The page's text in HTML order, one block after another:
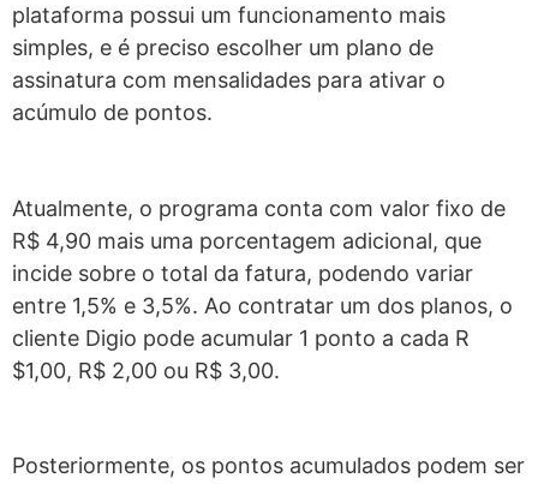
plataforma possui um funcionamento mais
simples, e é preciso escolher um plano de
assinatura com mensalidades para ativar o
acúmulo de pontos.
Atualmente, o programa conta com valor fixo de
R$ 4,90 mais uma porcentagem adicional, que
incide sobre o total da fatura, podendo variar
entre 1,5% e 3,5%. Ao contratar um dos planos, o
cliente Digio pode acumular 1 ponto a cada R
$1,00, R$ 2,00 ou R$ 3,00.
Posteriormente, os pontos acumulados podem ser